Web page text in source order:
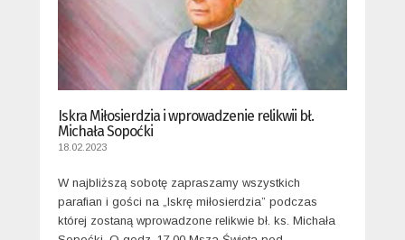
Iskra Miłosierdzia i wprowadzenie relikwii bł.
Michała Sopoćki
18.02.2023
W najbliższą sobotę zapraszamy wszystkich
parafian i gości na „Iskrę miłosierdzia” podczas
której zostaną wprowadzone relikwie bł. ks. Michała